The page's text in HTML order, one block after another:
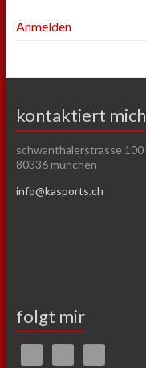
Anmelden
kontaktiert mich
schwanthalerstrasse 100
80336 münchen
info@kasports.ch
folgt mir